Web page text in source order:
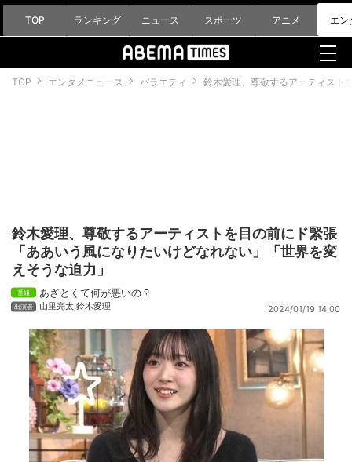
TOP ランキング ニュース スポーツ アニメ エン
TOP エンタメニュース バラエティ 鈴木愛理、尊敬するアーティスト
鈴木愛理、尊敬するアーティストを目の前にド緊張
「ああいう風になりたいけどなれない」「世界を変
えそうな迫力」
あざとくて何が悪いの？
山里亮太,鈴木愛理 2024/01/19 14:00